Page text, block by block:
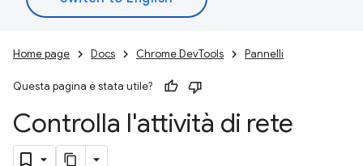
Home page Docs Chrome DevTools Pannelli
Questa pagina è stata utile?
Controlla l'attività di rete